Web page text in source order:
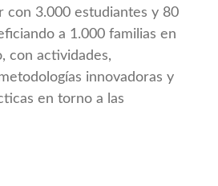
con 3.000 estudiantes y 80
a 1.000 familias en
con actividades,
innovadoras y
en torno a las